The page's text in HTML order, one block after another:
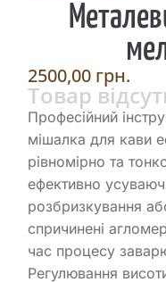
2500,00 грн.
Товар
Професійний
мішалка для кави
рівномірно та
ефективно
розбризкування
спричинені
час процесу
Регулювання